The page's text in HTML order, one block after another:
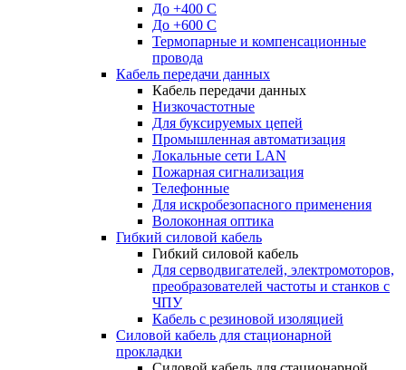
До +400 C
До +600 С
Термопарные и компенсационные
провода
Кабель передачи данных
Кабель передачи данных
Низкочастотные
Для буксируемых цепей
Промышленная автоматизация
Локальные сети LAN
Пожарная сигнализация
Телефонные
Для искробезопасного применения
Волоконная оптика
Гибкий силовой кабель
Гибкий силовой кабель
Для серводвигателей, электромоторов,
преобразователей частоты и станков с
ЧПУ
Кабель с резиновой изоляцией
Силовой кабель для стационарной
прокладки